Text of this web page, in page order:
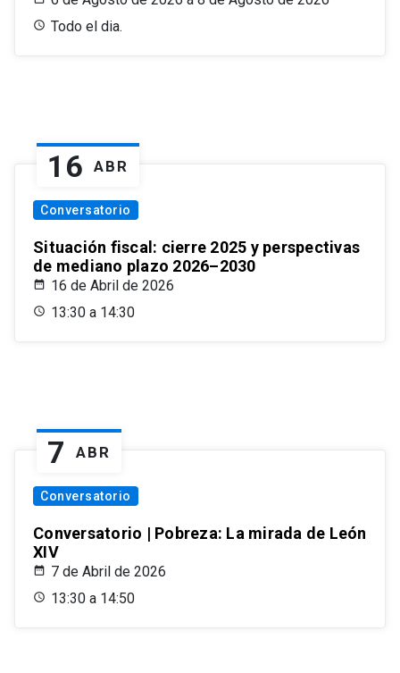
Todo el dia.
16 ABR
Conversatorio
Situación fiscal: cierre 2025 y perspectivas
de mediano plazo 2026–2030
16 de Abril de 2026
13:30 a 14:30
7 ABR
Conversatorio
Conversatorio | Pobreza: La mirada de León
XIV
7 de Abril de 2026
13:30 a 14:50